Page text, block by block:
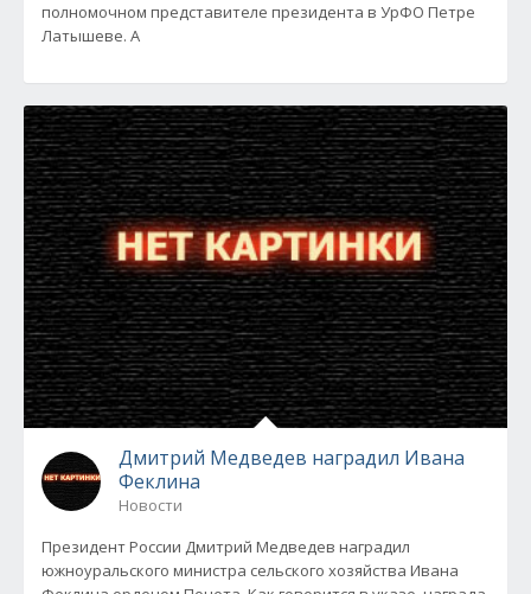
полномочном представителе президента в УрФО Петре
Латышеве. А
Дмитрий Медведев наградил Ивана
Феклина
Новости
Президент России Дмитрий Медведев наградил
южноуральского министра сельского хозяйства Ивана